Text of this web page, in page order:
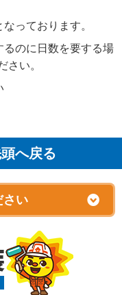
っております。
のに日数を要する場
さい。
へ戻る